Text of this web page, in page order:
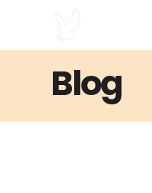
Blog